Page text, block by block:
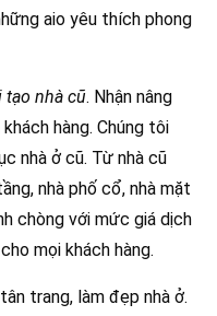
aio yêu thích phong
tạo nhà cũ. Nhận nâng
hàng. Chúng tôi
nhà ở cũ. Từ nhà cũ
nhà phố cổ, nhà mặt
chòng với mức giá dịch
mọi khách hàng.
trang, làm đẹp nhà ở.